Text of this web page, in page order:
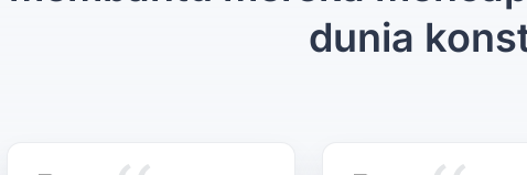
dunia